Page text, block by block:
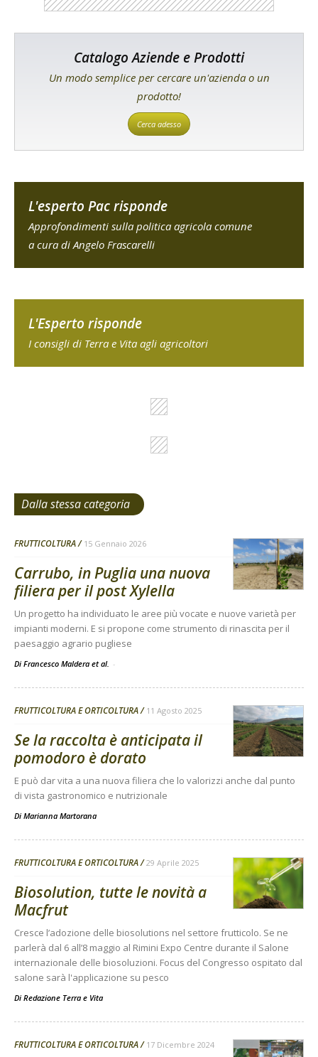
Catalogo Aziende e Prodotti
Un modo semplice per cercare un'azienda o un
prodotto!
Cerca adesso
L'esperto Pac risponde
Approfondimenti sulla politica agricola comune
a cura di Angelo Frascarelli
L'Esperto risponde
I consigli di Terra e Vita agli agricoltori
Dalla stessa categoria
FRUTTICOLTURA 15 Gennaio 2026
Carrubo, in Puglia una nuova
filiera per il post Xylella
Un progetto ha individuato le aree più vocate e nuove varietà per
impianti moderni. E si propone come strumento di rinascita per il
paesaggio agrario pugliese
Di Francesco Maldera et al. -
FRUTTICOLTURA E ORTICOLTURA 11 Agosto 2025
Se la raccolta è anticipata il
pomodoro è dorato
E può dar vita a una nuova filiera che lo valorizzi anche dal punto
di vista gastronomico e nutrizionale
Di Marianna Martorana
FRUTTICOLTURA E ORTICOLTURA 29 Aprile 2025
Biosolution, tutte le novità a
Macfrut
Cresce l’adozione delle biosolutions nel settore frutticolo. Se ne
parlerà dal 6 all’8 maggio al Rimini Expo Centre durante il Salone
internazionale delle biosoluzioni. Focus del Congresso ospitato dal
salone sarà l'applicazione su pesco
Di Redazione Terra e Vita
FRUTTICOLTURA E ORTICOLTURA 17 Dicembre 2024